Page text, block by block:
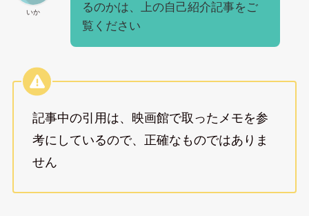
いか
るのかは、上の自己紹介記事をご
覧ください
記事中の引用は、映画館で取ったメモを参
考にしているので、正確なものではありま
せん